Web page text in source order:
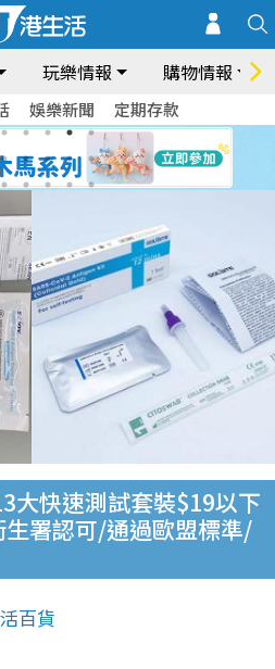
玩樂情報 購物情報
娛樂新聞 定期存款
大快速測試套裝$19以下
署認可/通過歐盟標準/
百貨